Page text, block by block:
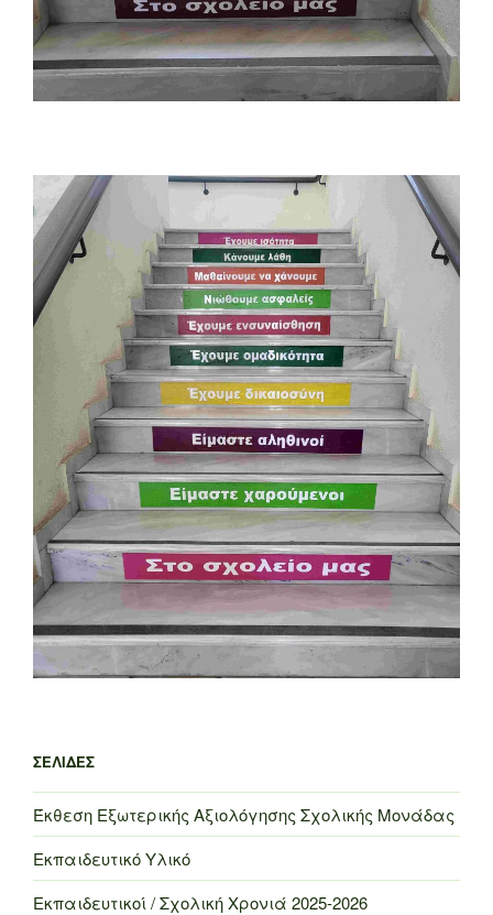
ΣΕΛΊΔΕΣ
Έκθεση Εξωτερικής Αξιολόγησης Σχολικής Μονάδας
Εκπαιδευτικό Υλικό
Εκπαιδευτικοί / Σχολική Χρονιά 2025-2026